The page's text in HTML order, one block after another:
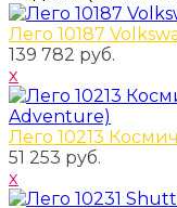
Лего 10187
139 782 руб.
x
Лего 10213
51 253 руб.
x